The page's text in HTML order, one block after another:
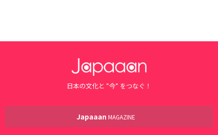
日本の文化と ”今” をつなぐ！
Japaaan MAGAZINE